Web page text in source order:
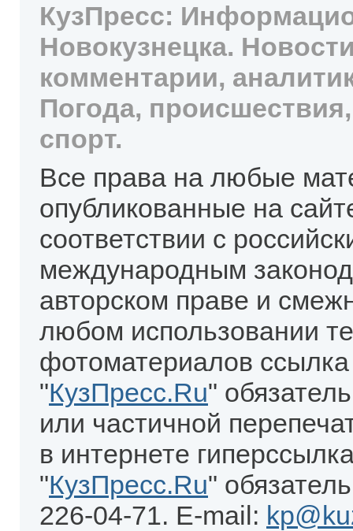
КузПресс:
Новокузнецка.
комментарии,
Погода,
спорт.
Все права на любые
опубликованные на
соответствии с
международным
авторском праве и
любом использовании
фотоматериалов
"КузПресс.Ru"
или частичной
в интернете
"КузПресс.Ru"
226-04-71. E-mail: